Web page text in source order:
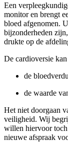
Een
monitor en brengt
bloed afgenomen.
bijzonderheden
drukte op de
De cardioversie kan
de
de waarde
Het niet doorgaan
veiligheid. Wij
willen hiervoor
nieuwe afspraak